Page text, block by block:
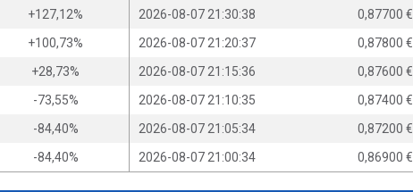
+127,12%
+100,73%
+28,73%
-73,55%
-84,40%
-84,40%
2026-08-07 21:30:38
0,87700
2026-08-07 21:20:37
0,87800
2026-08-07 21:15:36
0,87600
2026-08-07 21:10:35
0,87400
2026-08-07 21:05:34
0,87200
2026-08-07 21:00:34
0,86900